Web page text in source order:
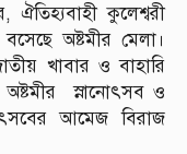
ঐতিহ্যবাহী কুলেশ্বরী
অষ্টমীর মেলা।
খাবার ও বাহারি
অষ্টমীর স্নানোৎসব ও
আমেজ বিরাজ